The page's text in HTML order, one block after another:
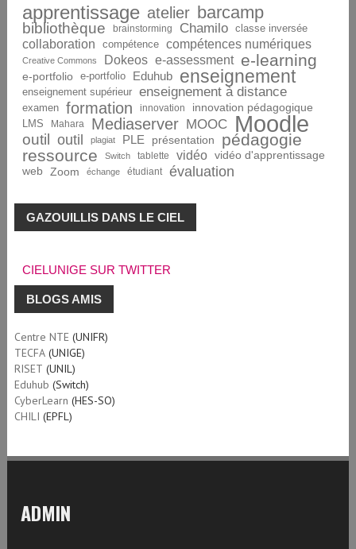
apprentissage atelier barcamp
bibliothèque brainstorming Chamilo classe inversée
collaboration compétence compétences numériques
Creative Commons Dokeos e-assessment e-learning
e-portfolio e-portfolio Eduhub enseignement
enseignement supérieur enseignement à distance
examen formation innovation innovation pédagogique
LMS Mahara Mediaserver MOOC Moodle
outil outil plagiat PLE présentation
pédagogie
ressource
Switch tablette vidéo
vidéo d'apprentissage
web
Zoom échange étudiant évaluation
GAZOUILLIS DANS LE CIEL
CIELUNIGE SUR TWITTER
BLOGS AMIS
Centre NTE(UNIFR)
TECFA(UNIGE)
RISET (UNIL)
Eduhub (Switch)
CyberLearn (HES-SO)
CHILI (EPFL)
ADMIN